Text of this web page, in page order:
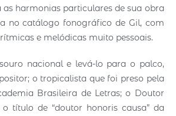
harmonias particulares de sua obra
no catálogo fonográfico de Gil, com
e melódicas muito pessoais.
nacional e levá-lo para o palco,
o tropicalista que foi preso pela
Brasileira de Letras; o Doutor
título de “doutor honoris causa” da